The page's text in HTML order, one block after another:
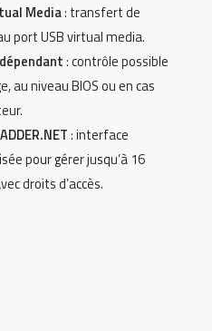
Media: transfert de
port USB virtual media.
: contrôle possible
au niveau BIOS ou en cas
: interface
pour gérer jusqu’à 16
droits d’accès.